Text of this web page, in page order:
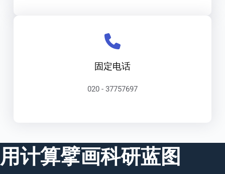
固定电话
020 - 37757697
用计算擘画科研蓝图